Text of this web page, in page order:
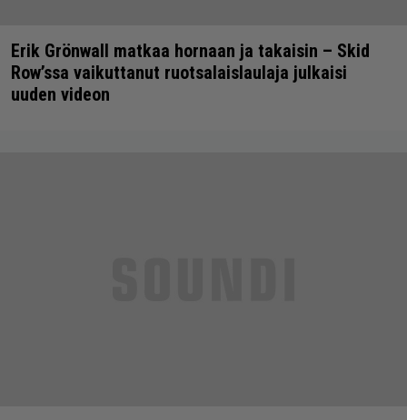
Erik Grönwall matkaa hornaan ja takaisin – Skid
Row’ssa vaikuttanut ruotsalaislaulaja julkaisi
uuden videon